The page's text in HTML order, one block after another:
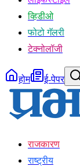
व्हिडीओ
फोटो गॅलरी
टेक्नोलॉजी
होम ई-पेपर
राजकारण
राष्ट्रीय